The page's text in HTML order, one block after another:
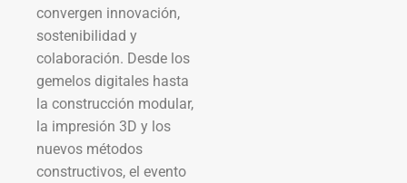
convergen innovación,
sostenibilidad y
colaboración. Desde los
gemelos digitales hasta
la construcción modular,
la impresión 3D y los
nuevos métodos
constructivos, el evento